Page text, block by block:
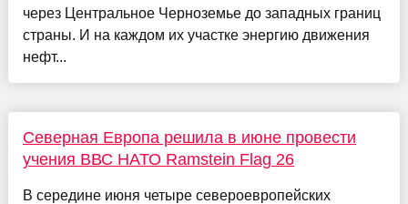
через Центральное Черноземье до западных границ
страны. И на каждом их участке энергию движения
нефт...
Северная Европа решила в июне провести
учения ВВС НАТО Ramstein Flag 26
В середине июня четыре североевропейских